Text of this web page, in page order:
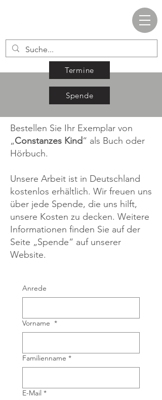
Spende
Termine
Bestellen Sie Ihr Exemplar von
„Constanzes Kind“ als Buch oder
Hörbuch.
Unsere Arbeit ist in Deutschland
kostenlos erhältlich. Wir freuen uns
über jede Spende, die uns hilft,
unsere Kosten zu decken. Weitere
Informationen finden Sie auf der
Seite „Spende“ auf unserer
Website.
Anrede
Vorname *
Familienname *
E-Mail *